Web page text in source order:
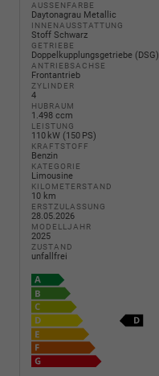
AUSSENFARBE
Daytonagrau Metallic
INNENAUSSTATTUNG
Stoff Schwarz
GETRIEBE
Doppelkupplungsgetriebe (DSG)
ANTRIEBSACHSE
Frontantrieb
ZYLINDER
4
HUBRAUM
1.498 ccm
LEISTUNG
110 kW (150 PS)
KRAFTSTOFF
Benzin
KATEGORIE
Limousine
KILOMETERSTAND
10 km
ERSTZULASSUNG
28.05.2026
MODELLJAHR
2025
ZUSTAND
unfallfrei